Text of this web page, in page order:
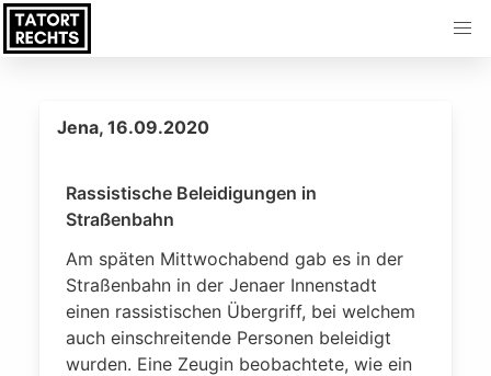
Jena, 16.09.2020
Rassistische Beleidigungen in
Straßenbahn
Am späten Mittwochabend gab es in der
Straßenbahn in der Jenaer Innenstadt
einen rassistischen Übergriff, bei welchem
auch einschreitende Personen beleidigt
wurden. Eine Zeugin beobachtete, wie ein